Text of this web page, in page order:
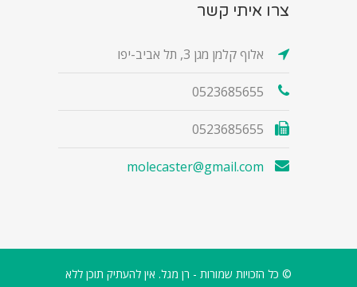
צרו איתי קשר
אלוף קלמן מגן 3, תל אביב-יפו
0523685655
0523685655
molecaster@gmail.com
© כל הזכויות שמורות - רן מגל. אין להעתיק תוכן ללא